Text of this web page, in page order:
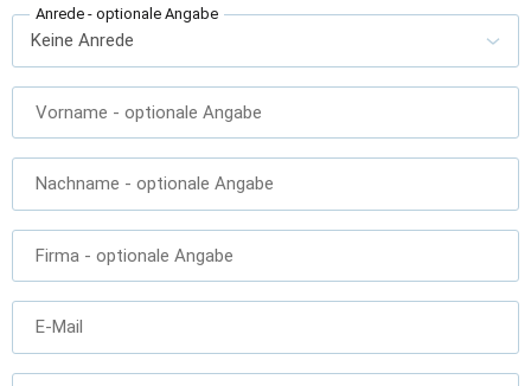
Anrede - optionale Angabe
Vorname - optionale Angabe
Nachname - optionale Angabe
Firma - optionale Angabe
E-Mail